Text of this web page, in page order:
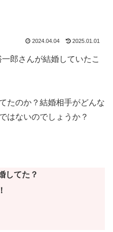
2024.04.04 2025.01.01
郎さんが結婚していたこ
たのか？結婚相手がどんな
はないのでしょうか？
してた？